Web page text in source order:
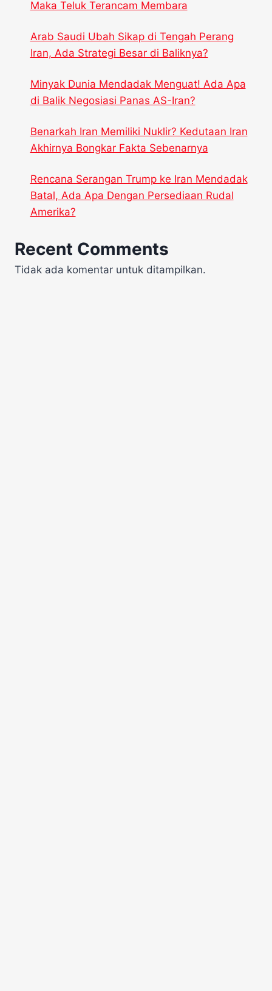
Maka Teluk Terancam Membara
Arab Saudi Ubah Sikap di Tengah Perang
Iran, Ada Strategi Besar di Baliknya?
Minyak Dunia Mendadak Menguat! Ada Apa
di Balik Negosiasi Panas AS-Iran?
Benarkah Iran Memiliki Nuklir? Kedutaan Iran
Akhirnya Bongkar Fakta Sebenarnya
Rencana Serangan Trump ke Iran Mendadak
Batal, Ada Apa Dengan Persediaan Rudal
Amerika?
Recent Comments
Tidak ada komentar untuk ditampilkan.